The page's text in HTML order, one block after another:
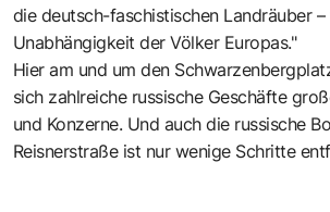
die deutsch-faschistischen Landräuber
Unabhängigkeit der Völker Europas."
Hier am und um den
sich zahlreiche russische Geschäfte
und Konzerne. Und auch die russische
Reisnerstraßeist nur wenige Schritte